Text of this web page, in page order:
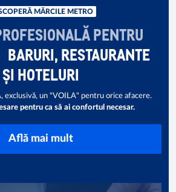
MĂRCILE METRO
PENTRU
BARURI, RESTAURANTE
ȘI HOTELURI
exclusivă, un "VOILA" pentru orice afacere.
pentru ca să ai confortul necesar.
Află mai mult